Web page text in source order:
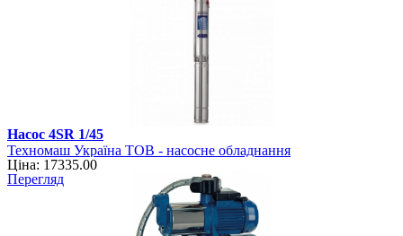
Насос 4SR 1/45
Техномаш Україна ТОВ - насосне обладнання
Ціна: 17335.00
Перегляд